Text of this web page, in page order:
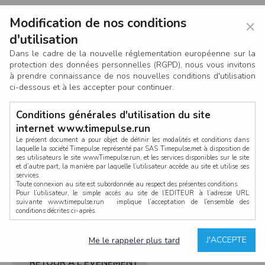
CONNEXION
RETOUR À L'ÉVÈNEMENT
×
Modification de nos conditions
d'utilisation
Dans le cadre de la nouvelle réglementation européenne sur la
protection des données personnelles (RGPD), nous vous invitons
à prendre connaissance de nos nouvelles conditions d'utilisation
ci-dessous et à les accepter pour continuer.
Conditions générales d'utilisation du site
internet www.timepulse.run
Le présent document a pour objet de définir les modalités et conditions dans
laquelle la société Timepulse représenté par SAS Timepulse,met à disposition de
ses utilisateurs le site www.Timepulse.run, et les services disponibles sur le site
et d’autre part, la manière par laquelle l’utilisateur accède au site et utilise ses
services.
Toute connexion au site est subordonnée au respect des présentes conditions.
Pour l’utilisateur, le simple accès au site de l’EDITEUR à l’adresse URL
suivante www.timepulse.run implique l’acceptation de l’ensemble des
conditions décrites ci-après.
La structure générale du site www.timepulse.run, par quelque procédé que ce
soit, sans l'autorisation préalable et par écrit de Fourcherot Mickael et/ou de ses
J'ACCEPTE
Me le rappeler plus tard